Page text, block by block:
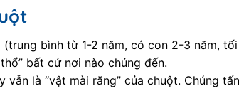
bình từ 1-2 năm, có con 2-3 năm,
bất cứ nơi nào chúng đến.
vẫn là “vật mài răng” của chuột. Chúng